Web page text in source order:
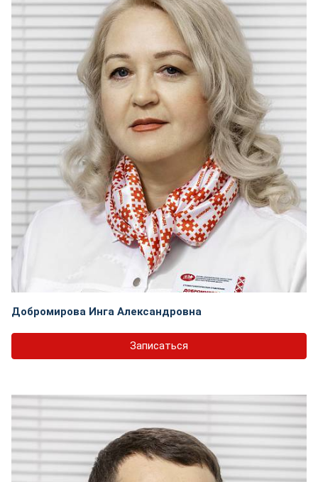
Добромирова Инга Александровна
Записаться